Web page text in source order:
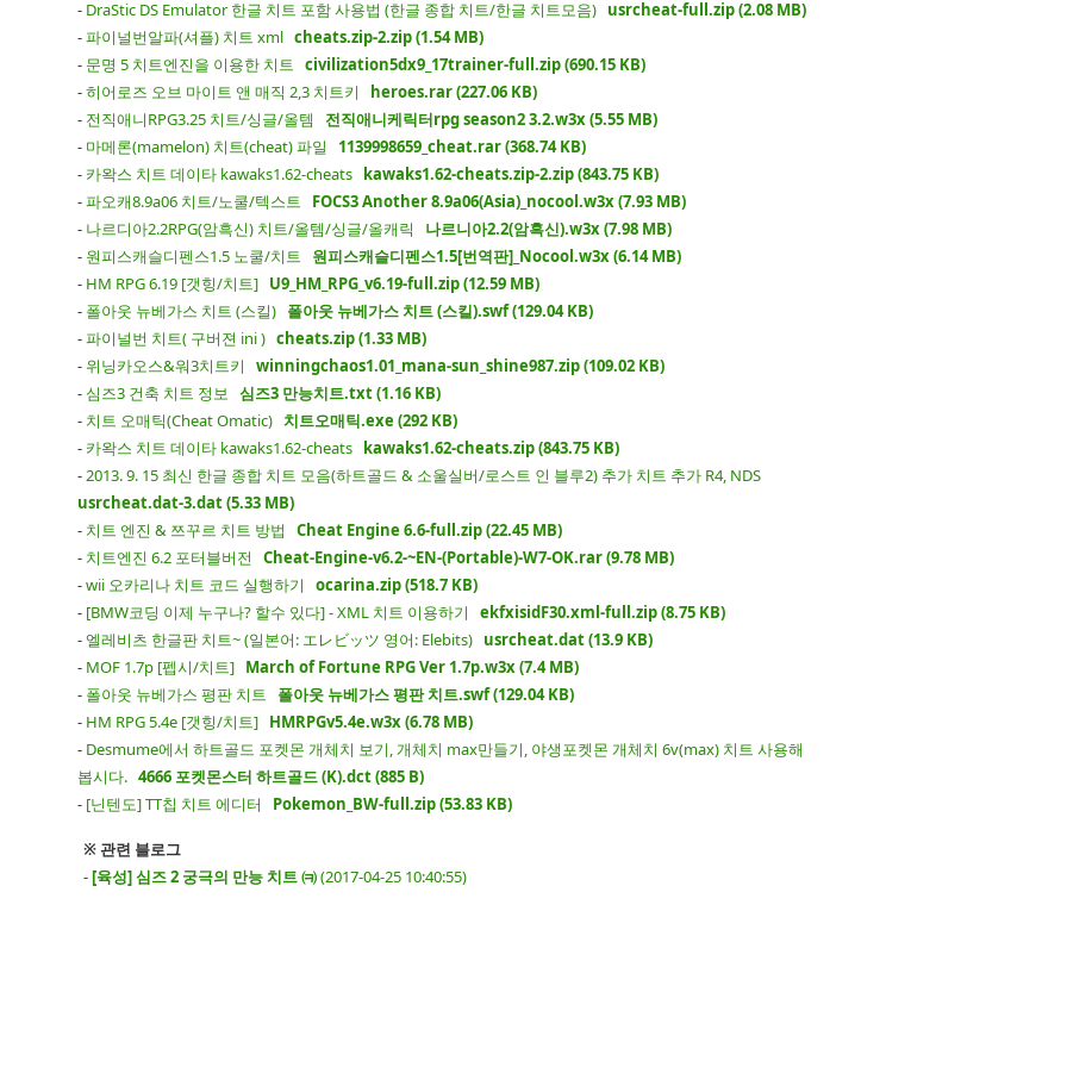
- DraStic DS Emulator 한글 치트 포함 사용법 (한글 종합 치트/한글 치트모음) usrcheat-full.zip (2.08 MB)
-파이널번알파(셔플) 치트 xml cheats.zip-2.zip (1.54 MB)
- 문명 5 치트엔진을 이용한 치트 civilization5dx9_17trainer-full.zip (690.15 KB)
-히어로즈 오브 마이트 앤 매직 2,3 치트키 heroes.rar (227.06 KB)
- 전직애니RPG3.25 치트/싱글/올템 전직애니케릭터rpg season2 3.2.w3x (5.55 MB)
- 마메론(mamelon) 치트(cheat) 파일 1139998659_cheat.rar (368.74 KB)
- 카왁스 치트 데이타 kawaks1.62-cheats kawaks1.62-cheats.zip-2.zip (843.75 KB)
-파오캐8.9a06 치트/노쿨/텍스트 FOCS3 Another 8.9a06(Asia)_nocool.w3x (7.93 MB)
- 나르디아2.2RPG(암흑신) 치트/올템/싱글/올캐릭 나르니아2.2(암흑신).w3x (7.98 MB)
- 원피스캐슬디펜스1.5 노쿨/치트 원피스캐슬디펜스1.5[번역판]_Nocool.w3x (6.14 MB)
- HM RPG 6.19 [갯힝/치트] U9_HM_RPG_v6.19-full.zip (12.59 MB)
- 폴아웃 뉴베가스 치트 (스킬) 폴아웃 뉴베가스 치트 (스킬).swf (129.04 KB)
-파이널번 치트( 구버젼 ini ) cheats.zip (1.33 MB)
- 위닝카오스&워3치트키 winningchaos1.01_mana-sun_shine987.zip (109.02 KB)
- 심즈3 건축 치트 정보 심즈3 만능치트.txt (1.16 KB)
- 치트 오매틱(Cheat Omatic) 치트오매틱.exe (292 KB)
- 카왁스 치트 데이타 kawaks1.62-cheats kawaks1.62-cheats.zip (843.75 KB)
-2013. 9. 15 최신 한글 종합 치트 모음(하트골드 & 소울실버/로스트 인 블루2) 추가 치트 추가 R4, NDS
usrcheat.dat-3.dat (5.33 MB)
- 치트 엔진 & 쯔꾸르 치트 방법 Cheat Engine 6.6-full.zip (22.45 MB)
- 치트엔진 6.2 포터블버전 Cheat-Engine-v6.2-~EN-(Portable)-W7-OK.rar (9.78 MB)
-wii 오카리나 치트 코드 실행하기 ocarina.zip (518.7 KB)
- [BMW코딩 이제 누구나? 할수 있다] - XML 치트 이용하기 ekfxisidF30.xml-full.zip (8.75 KB)
-엘레비츠 한글판 치트~ (일본어: エレビッツ 영어: Elebits) usrcheat.dat (13.9 KB)
- MOF 1.7p [펩시/치트] March of Fortune RPG Ver 1.7p.w3x (7.4 MB)
- 폴아웃 뉴베가스 평판 치트 폴아웃 뉴베가스 평판 치트.swf (129.04 KB)
- HM RPG 5.4e [갯힝/치트] HMRPGv5.4e.w3x (6.78 MB)
- Desmume에서 하트골드 포켓몬 개체치 보기, 개체치 max만들기, 야생포켓몬 개체치 6v(max) 치트 사용해
봅시다. 4666 포켓몬스터 하트골드 (K).dct (885 B)
- [닌텐도] TT칩 치트 에디터 Pokemon_BW-full.zip (53.83 KB)
※ 관련 블로그
-[육성] 심즈 2 궁극의 만능 치트 ㈊(2017-04-25 10:40:55)